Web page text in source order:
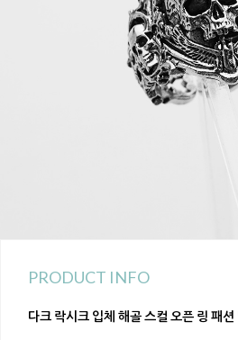
PRODUCT INFO
다크 락시크 입체 해골 스컬 오픈 링 패션